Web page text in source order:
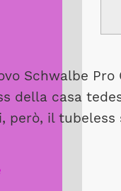
Schwalbe
della casa
però, il